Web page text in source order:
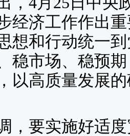
经济工作作出
想和行动统一
稳市场、稳预
以高质量发展
要实施好适度